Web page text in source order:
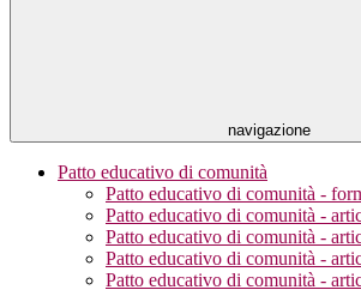
navigazione
Patto educativo di comunità
Patto educativo di comunità -
Patto educativo di comunità -
Patto educativo di comunità -
Patto educativo di comunità -
Patto educativo di comunità -